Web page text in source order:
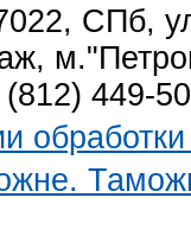
СПб,
449-